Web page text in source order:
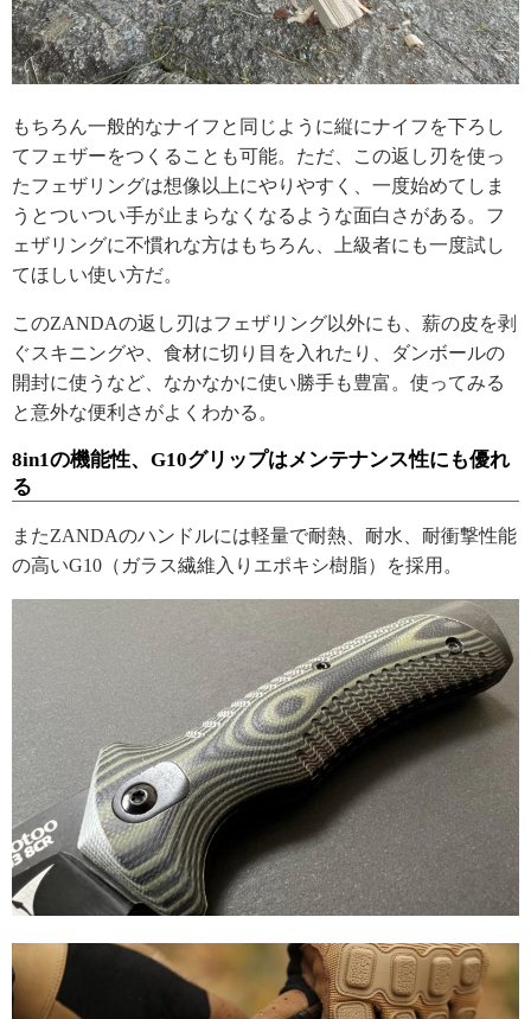
もちろん一般的なナイフと同じように縦にナイフを下ろし
てフェザーをつくることも可能。ただ、この返し刃を使っ
たフェザリングは想像以上にやりやすく、一度始めてしま
うとついつい手が止まらなくなるような面白さがある。フ
ェザリングに不慣れな方はもちろん、上級者にも一度試し
てほしい使い方だ。
このZANDAの返し刃はフェザリング以外にも、薪の皮を剥
ぐスキニングや、食材に切り目を入れたり、ダンボールの
開封に使うなど、なかなかに使い勝手も豊富。使ってみる
と意外な便利さがよくわかる。
8in1の機能性、G10グリップはメンテナンス性にも優れ
る
またZANDAのハンドルには軽量で耐熱、耐水、耐衝撃性能
の高いG10（ガラス繊維入りエポキシ樹脂）を採用。